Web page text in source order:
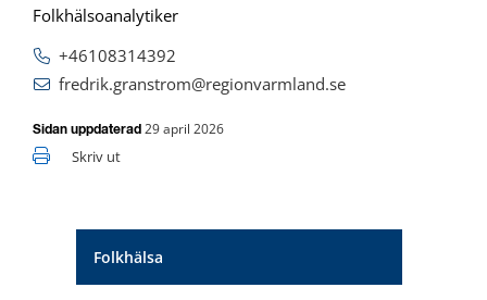
Folkhälsa
Folkhälsoanalytiker
+46108314392
fredrik.granstrom@regionvarmland.se
Sidan uppdaterad 29 april 2026
Skriv ut